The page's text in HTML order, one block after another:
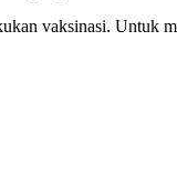
vaksinasi. Untuk